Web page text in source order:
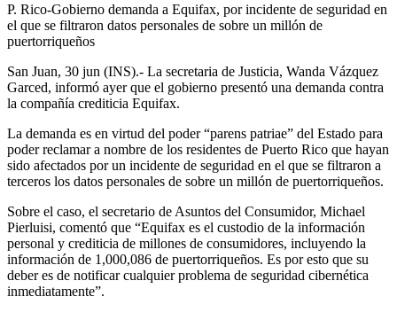
P. Rico-Gobierno demanda a Equifax, por incidente de seguridad en
el que se filtraron datos personales de sobre un millón de
puertorriqueños
San Juan, 30 jun (INS).- La secretaria de Justicia, Wanda Vázquez
Garced, informó ayer que el gobierno presentó una demanda contra
la compañía crediticia Equifax.
La demanda es en virtud del poder “parens patriae” del Estado para
poder reclamar a nombre de los residentes de Puerto Rico que hayan
sido afectados por un incidente de seguridad en el que se filtraron a
terceros los datos personales de sobre un millón de puertorriqueños.
Sobre el caso, el secretario de Asuntos del Consumidor, Michael
Pierluisi, comentó que “Equifax es el custodio de la información
personal y crediticia de millones de consumidores, incluyendo la
información de 1,000,086 de puertorriqueños. Es por esto que su
deber es de notificar cualquier problema de seguridad cibernética
inmediatamente”.